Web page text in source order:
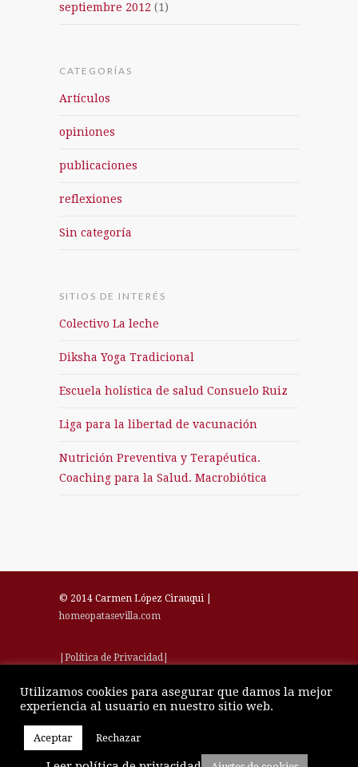
septiembre 2012 (1)
CATEGORÍAS
Artículos
opiniones
publicaciones
reflexiones
Sin categoría
SITIOS DE INTERÉS
Colectivo La leche
Diksha Yoga Tradicional
Escuela holística de salud Consuelo Ruiz
Liga para la libertad de vacunación
Nutrición Preventiva y Terapéutica.
Coaching para la Salud. Macrobiótica
© 2014 Carmen López Cirauqui |
homeopatasevilla.com
|Política de Privacidad|
| Aviso Legal |
Utilizamos cookies para asegurar que damos la mejor
experiencia al usuario en nuestro sitio web.
Aceptar Rechazar